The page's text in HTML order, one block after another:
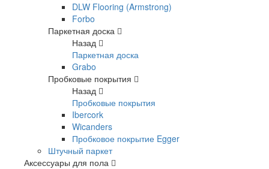
DLW Flooring (Armstrong)
Forbo
Паркетная доска
Назад
Паркетная доска
Grabo
Пробковые покрытия
Назад
Пробковые покрытия
Ibercork
Wicanders
Пробковое покрытие Egger
Штучный паркет
Аксессуары для пола